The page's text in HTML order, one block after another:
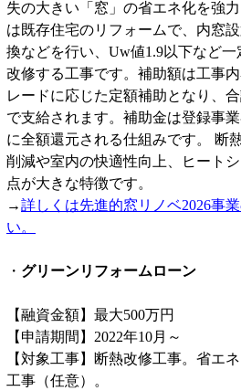
失の大きい「窓」の省エネ化を強
は既存住宅のリフォームで、内窓
換などを行い、Uw値1.9以下など
改修する工事です。補助額は工事
レードに応じた定額補助となり、
で支給されます。補助金は登録事
に全額還元される仕組みです。 断
削減や室内の快適性向上、ヒート
点が大きな特徴です。
→詳しくは先進的窓リノベ2026事
い。
・ グリーンリフォームローン
【融資金額】最大500万円
【申請期間】2022年10月～
【対象工事】断熱改修工事。省エ
工事（任意）。